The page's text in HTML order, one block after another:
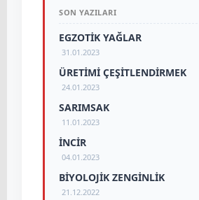
SON YAZILARI
EGZOTİK YAĞLAR
31.01.2023
ÜRETİMİ ÇEŞİTLENDİRMEK
24.01.2023
SARIMSAK
11.01.2023
İNCİR
04.01.2023
BİYOLOJİK ZENGİNLİK
21.12.2022